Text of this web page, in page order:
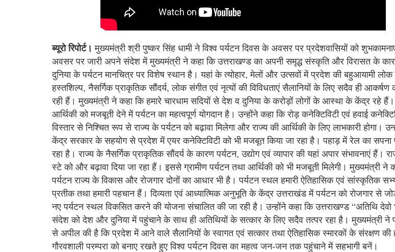
ब्यूरो रिपोर्ट। मुख्यमंत्री श्री पुष्कर सिंह धामी ने विश्व पर्यटन दिवस के अवसर पर प्रदेशवासियों को
अवसर पर जारी अपने संदेश में मुख्यमंत्री ने कहा कि उत्तराखण्ड का अपनी समृद्ध संस्कृति और विरासत के
दुनिया के पर्यटन मानचित्र पर विशेष स्थान है। यहां के त्योहार, मेलों और उत्सवों में प्रदेश की बहुआयामी
हस्तशिल्प, नैसर्गिक प्राकृतिक सौंदर्य, लोक संगीत एवं नृत्यों की विविधताएं सैलानियों के लिए सदैव ही आकर्षण
रही हैं। मुख्यमंत्री ने कहा कि हमारे चारधाम सदियों से देश व दुनिया के करोड़ों लोगों के आस्था के केंद्र रहे हैं।
आर्थिकी को मजबूती देने में पर्यटन का महत्वपूर्ण योगदान है। उन्होंने कहा कि रोड़ कनेक्टिविटी एवं हवाई
विस्तार से निश्चित रूप से राज्य के पर्यटन को बढ़ावा मिलेगा और राज्य की आर्थिकी के लिए लाभकारी होगा।
केंद्र सरकार के सहयोग से प्रदेश में एयर कनेक्टिविटी को भी मजबूत किया जा रहा है। पहाड़ में रेल का सपना
रहा है। राज्य के नैसर्गिक प्राकृतिक सौंदर्य के कारण पर्यटन, उद्योग एवं व्यापार की यहां अपार संभावनाएं हैं।
स्टे को और बढ़ावा दिया जा रहा हैं। इससे ग्रामीण पर्यटन तथा आर्थिकी को भी मजबूती मिलेगी। मुख्यमंत्री ने
पर्यटन राज्य के विकास और रोजगार दोनों का आधार भी है। पर्यटन स्थल हमारी ऐतिहासिक एवं सांस्कृतिक
प्रतीक तथा हमारी पहचान हैं। दिव्यता एवं आध्यात्मिक अनुभूति के केंद्र उत्तराखंड में पर्यटन को रोजगार से
नए पर्यटन स्थल विकसित करने की योजना संचालित की जा रही है। उन्होंने कहा कि उत्तराखण्ड ‘‘अतिथि देवो
संदेश को देश और दुनिया में पहुंचाने के साथ ही अतिथियों के सत्कार के लिए सदैव तत्पर रहा है। मुख्यमंत्री ने
से अपील की है कि प्रदेश में आने वाले सैलानियों के स्वागत एवं सत्कार तथा ऐतिहासिक स्मारकों के संरक्षण की
गौरवशाली परम्परा को बनाए रखते हुए विश्व पर्यटन दिवस का महत्व जन-जन तक पहुंचाने में सहभागी बनें।